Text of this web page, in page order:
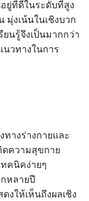
ยู่ที่ดีในระดับที่สูง
มุ่งเน้นในเชิงบวก
นรู้จึงเป็นมากกว่า
นวทางในการ
างร่างกายและ
ดความสุขกาย
คนิคง่ายๆ
หลายปี
งให้เห็นถึงผลเชิง